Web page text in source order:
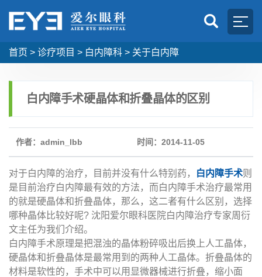
首页 > 诊疗项目 > 白内障科 > 关于白内障
白内障手术硬晶体和折叠晶体的区别
作者：admin_lbb 时间：2014-11-05
对于白内障的治疗，目前并没有什么特别药， 白内障手术则
是目前治疗白内障最有效的方法，而白内障手术治疗最常用
的就是硬晶体和折叠晶体，那么，这二者有什么区别，选择
哪种晶体比较好呢? 沈阳爱尔眼科医院白内障治疗专家周衍
文主任为我们介绍。
白内障手术原理是把混浊的晶体粉碎吸出后换上人工晶体，
硬晶体和折叠晶体是最常用到的两种人工晶体。折叠晶体的
材料是软性的，手术中可以用显微器械进行折叠，缩小面